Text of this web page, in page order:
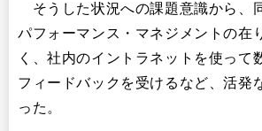
そうした状況への課題意識から、
パフォーマンス・マネジメントの在
く、社内のイントラネットを使って
フィードバックを受けるなど、活発
った。​